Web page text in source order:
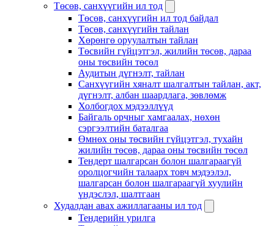
Төсөв, санхүүгийн ил тод
Төсөв, санхүүгийн ил тод байдал
Төсөв, санхүүгийн тайлан
Хөрөнгө оруулалтын тайлан
Төсвийн гүйцэтгэл, жилийн төсөв, дараа
оны төсвийн төсөл
Аудитын дүгнэлт, тайлан
Санхүүгийн хяналт шалгалтын тайлан, акт,
дүгнэлт, албан шаардлага, зөвлөмж
Холбогдох мэдээллүүд
Байгаль орчныг хамгаалах, нөхөн
сэргээлтийн баталгаа
Өмнөх оны төсвийн гүйцэтгэл, тухайн
жилийн төсөв, дараа оны төсвийн төсөл
Тендерт шалгарсан болон шалгараагүй
оролцогчийн талаарх товч мэдээлэл,
шалгарсан болон шалгараагүй хуулийн
үндэслэл, шалтгаан
Худалдан авах ажиллагааны ил тод
Тендерийн урилга